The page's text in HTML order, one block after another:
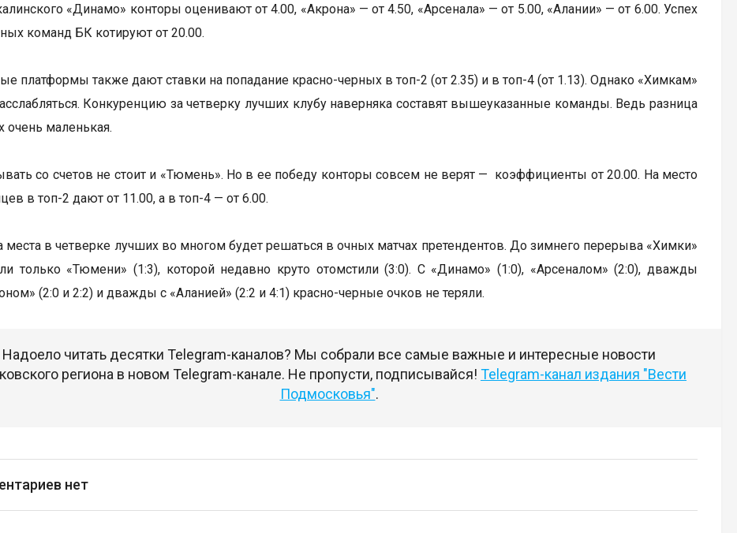
«Динамо» конторы оценивают от 4.00, «Акрона» — от 4.50, «Арсенала» — от 5.00, «Алании» — от 6.00. Успех
команд БК котируют от 20.00.
платформы также дают ставки на попадание красно-черных в топ-2 (от 2.35) и в топ-4 (от 1.13). Однако «Химкам»
Конкуренцию за четверку лучших клубу наверняка составят вышеуказанные команды. Ведь разница
очень маленькая.
со счетов не стоит и «Тюмень». Но в ее победу конторы совсем не верят — коэффициенты от 20.00. На место
в топ-2 дают от 11.00, а в топ-4 — от 6.00.
места в четверке лучших во многом будет решаться в очных матчах претендентов. До зимнего перерыва «Химки»
только «Тюмени» (1:3), которой недавно круто отомстили (3:0). С «Динамо» (1:0), «Арсеналом» (2:0), дважды
(2:0 и 2:2) и дважды с «Аланией» (2:2 и 4:1) красно-черные очков не теряли.
Надоело читать десятки Telegram-каналов? Мы собрали все самые важные и интересные новости
региона в новом Telegram-канале. Не пропусти, подписывайся! Telegram-канал издания "Вести
Подмосковья".
нет